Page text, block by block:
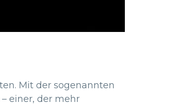
Mit der sogenannten
einer, der mehr